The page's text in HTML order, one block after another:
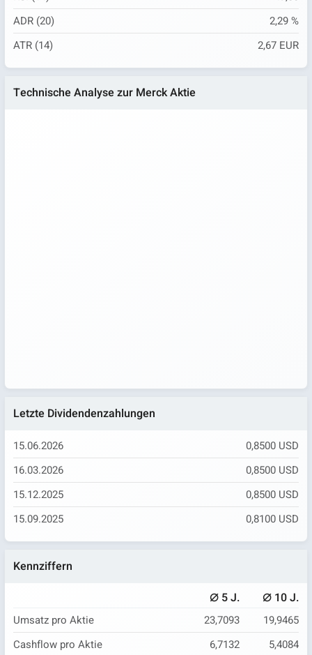
ADR (20)
2,29 %
ATR (14)
2,67 EUR
Technische Analyse zur Merck Aktie
Letzte Dividendenzahlungen
15.06.2026
0,8500 USD
16.03.2026
0,8500 USD
15.12.2025
0,8500 USD
15.09.2025
0,8100 USD
Kennziffern
⌀ 5 J. ⌀ 10 J.
Umsatz pro Aktie 23,7093
19,9465
Cashflow pro Aktie
6,7132
5,4084